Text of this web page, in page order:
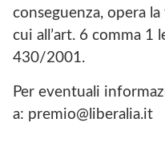
conseguenza, opera
cui all’art. 6 comma 1
430/2001.
Per eventuali
a: premio@liberalia.it